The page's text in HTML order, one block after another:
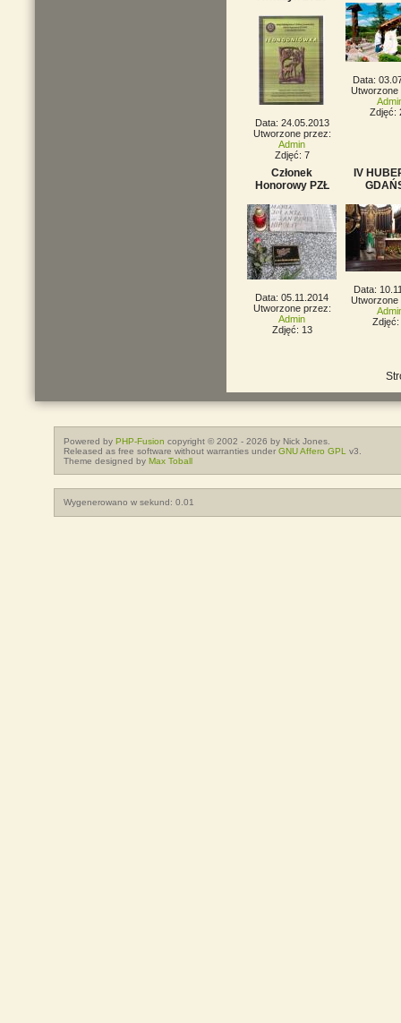
Data: 24.05.2013
Utworzone przez:
Admin
Zdjęć: 7
Data:
Utworzone
Zdjęć:
Członek
Honorowy PZŁ
Data: 05.11.2014
Utworzone przez:
Admin
Zdjęć: 13
IV
Data:
Utworzone
Zdjęć:
Powered byPHP-Fusion copyright © 2002 - 2026 by Nick Jones.
Released as free software without warranties underGNU Affero GPL
v3.
Theme designed byMax Toball
Wygenerowano w sekund: 0.01